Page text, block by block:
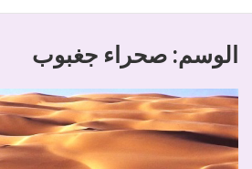
الوسم: صحراء جغبوب